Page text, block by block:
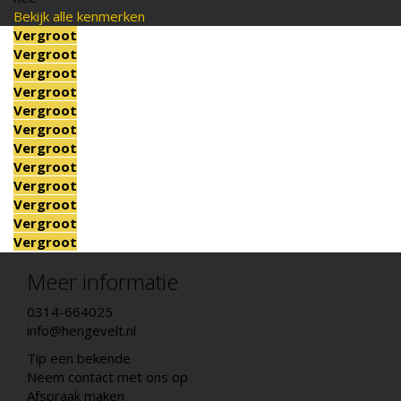
Bekijk alle kenmerken
Vergroot
Vergroot
Vergroot
Vergroot
Vergroot
Vergroot
Vergroot
Vergroot
Vergroot
Vergroot
Vergroot
Vergroot
Meer informatie
0314-664025
info@hengevelt.nl
Tip een bekende
Neem contact met ons op
Afspraak maken